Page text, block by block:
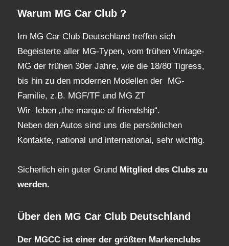
Warum MG Car Club ?
Im MG Car Club Deutschland treffen sich
Begeisterte aller MG-Typen, vom frühen Vintage-
MG der frühen 30er Jahre, wie die 18/80 Tigress,
bis hin zu den modernen Modellen der MG-
Familie, z.B. MGF/TF und MG ZT
Wir leben „the marque of friendship“.
Neben den Autos sind uns die persönlichen
Kontakte, national und international, sehr wichtig.
Sicherlich ein guter Grund Mitglied des Clubs zu
werden.
Über den MG Car Club Deutschland
Der MGCC ist einer der größten Markenclubs